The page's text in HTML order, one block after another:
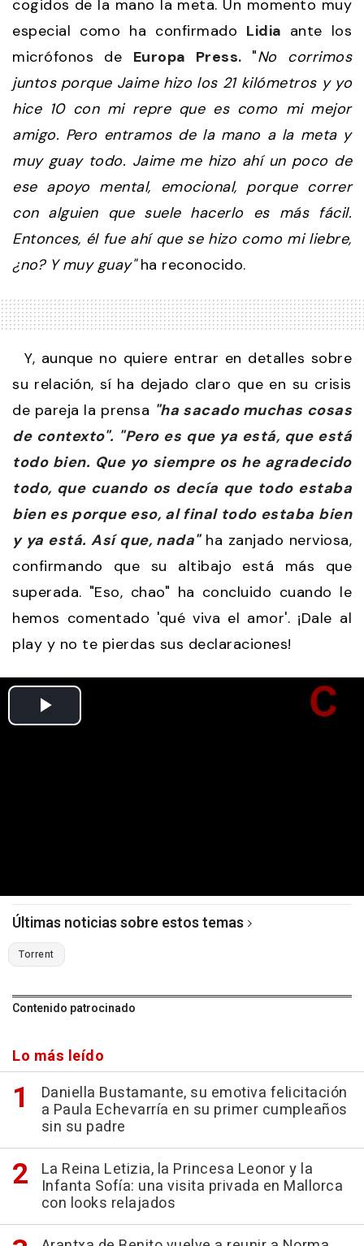
cogidos de la mano la meta. Un momento muy
especial como ha confirmado Lidia ante los
micrófonos de Europa Press. "No corrimos
juntos porque Jaime hizo los 21 kilómetros y yo
hice 10 con mi repre que es como mi mejor
amigo. Pero entramos de la mano a la meta y
muy guay todo. Jaime me hizo ahí un poco de
ese apoyo mental, emocional, porque correr
con alguien que suele hacerlo es más fácil.
Entonces, él fue ahí que se hizo como mi liebre,
¿no? Y muy guay"ha reconocido.
Y, aunque no quiere entrar en detalles sobre
su relación, sí ha dejado claro que en su crisis
de pareja la prensa "ha sacado muchas cosas
de contexto". "Pero es que ya está, que está
todo bien. Que yo siempre os he agradecido
todo, que cuando os decía que todo estaba
bien es porque eso, al final todo estaba bien
y ya está. Así que, nada"ha zanjado nerviosa,
confirmando que su altibajo está más que
superada. "Eso, chao" ha concluido cuando le
hemos comentado 'qué viva el amor'. ¡Dale al
play y no te pierdas sus declaraciones!
Últimas noticias sobre estos temas
Torrent
Contenido patrocinado
Lo más leído
Daniella Bustamante, su emotiva felicitación
a Paula Echevarría en su primer cumpleaños
sin su padre
La Reina Letizia, la Princesa Leonor y la
Infanta Sofía: una visita privada en Mallorca
con looks relajados